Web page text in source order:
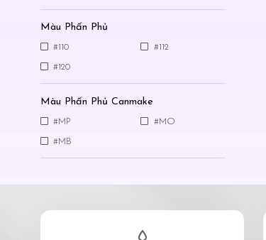
Màu Phấn Phủ
#110 #112
#120
Màu Phấn Phủ Canmake
#MP #MO
#MB